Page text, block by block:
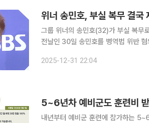
위너 송민호, 부실 복무 결
그룹 위너의 송민호(32)가 부실 복무로 재판에 넘겨졌다. 31일
전날인 30일 송민호를 병역법 위반 혐의로 불구속 기소했다
혹에 휘말렸다. 이후 검찰은 휴
2025-12-31 22:04
5~6년차 예비군도 훈련비
내년부터 예비군 훈련에 참가하는